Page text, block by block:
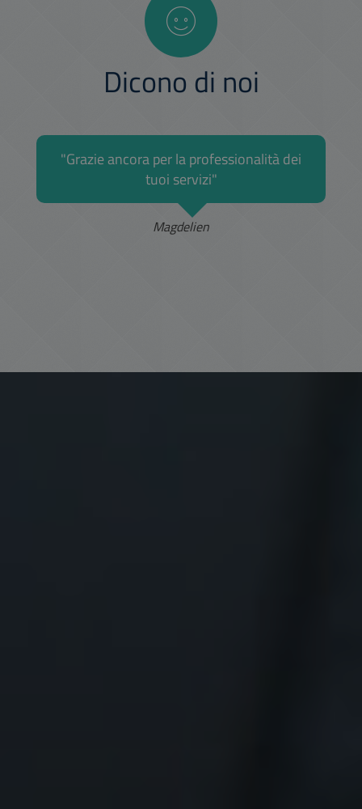
Dicono di noi
"Grazie ancora per la professionalità dei
tuoi servizi"
Magdelien